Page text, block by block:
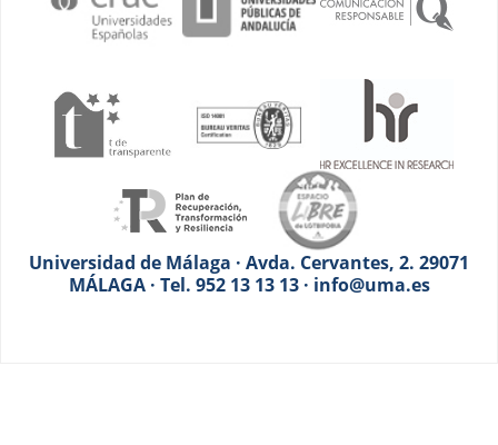
Universidad de Málaga · Avda. Cervantes, 2. 29071
MÁLAGA · Tel. 952 13 13 13 · info@uma.es